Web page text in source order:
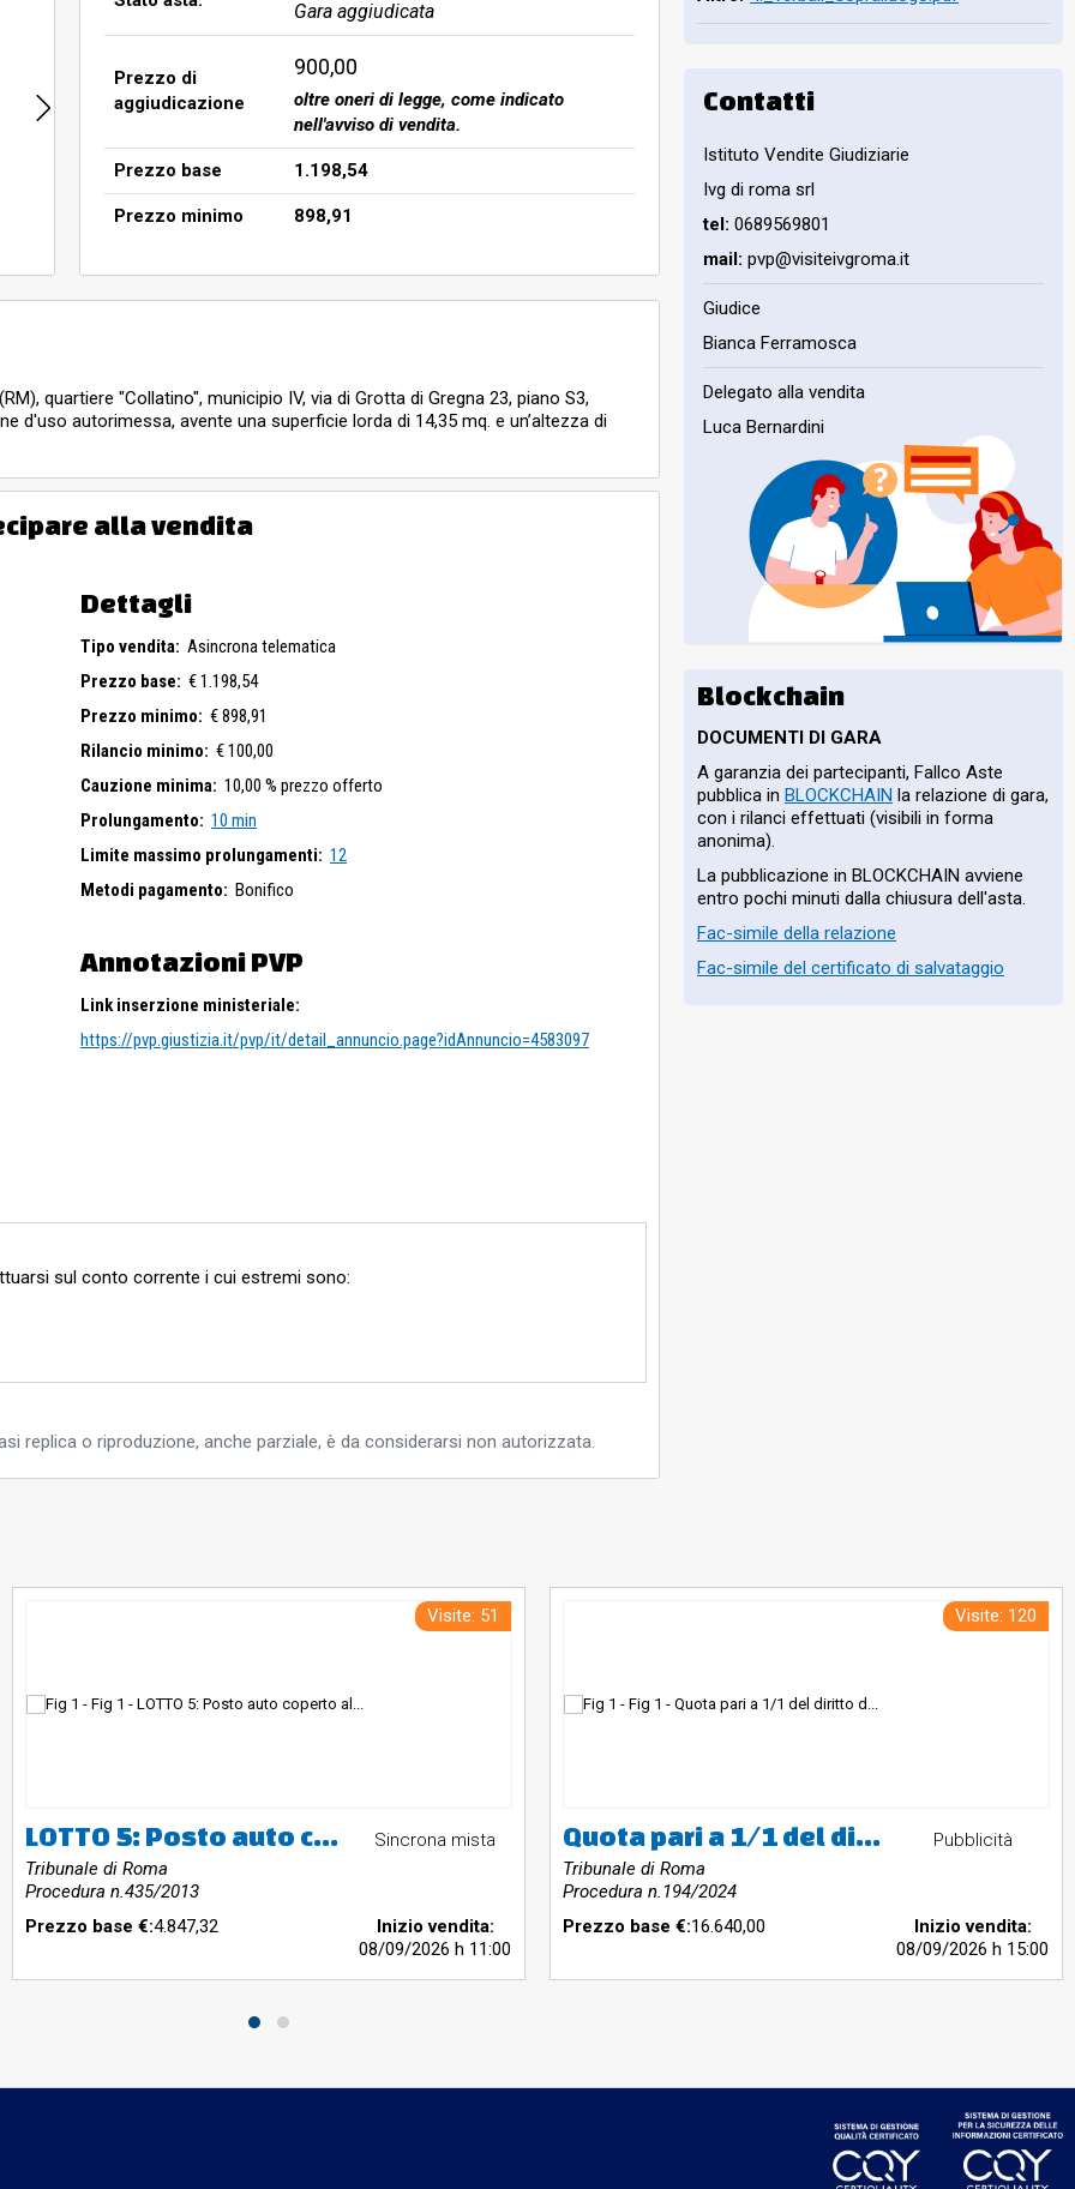
Gara aggiudicata
Prezzo di
aggiudicazione
900,00
oltre oneri di legge, come indicato
nell'avviso di vendita.
Prezzo base 1.198,54
Prezzo minimo 898,91
quartiere "Collatino", municipio IV, via di Grotta di Gregna 23, piano S3,
autorimessa, avente una superficie lorda di 14,35 mq. e un’altezza di
60 sub 63, box auto interno 62 sub 65, salvo altri, censito al catasto
64, zona censuaria 5, categoria C6, classe 7, consistenza 14 mq.,
peritale).
della legge 24 marzo 1989 n. 122 (c.d. legge Tonioli), l’unità immobiliare dovrà
sita nel comune di Roma e a tal fine è richiesto di allegare all’offerta di
all’aggiudicazione su richiesta dell’aggiudicatario.
alla vendita
Dettagli
Tipo vendita: Asincrona telematica
Prezzo base: € 1.198,54
Prezzo minimo: € 898,91
Rilancio minimo: € 100,00
Cauzione minima: 10,00 % prezzo offerto
Prolungamento: 10 min
Limite massimo prolungamenti: 12
Metodi pagamento: Bonifico
Annotazioni PVP
Link inserzione ministeriale:
https://pvp.giustizia.it/pvp/it/detail_annuncio.page?idAnnuncio=4583097
sul conto corrente i cui estremi sono:
replica o riproduzione, anche parziale, è da considerarsi non autorizzata.
Contatti
Istituto Vendite Giudiziarie
Ivg di roma srl
tel: 0689569801
mail: pvp@visiteivgroma.it
Giudice
Bianca Ferramosca
Delegato alla vendita
Luca Bernardini
Blockchain
DOCUMENTI DI GARA
A garanzia dei partecipanti, Fallco Aste
pubblica in BLOCKCHAIN la relazione di gara,
con i rilanci effettuati (visibili in forma
anonima).
La pubblicazione in BLOCKCHAIN avviene
entro pochi minuti dalla chiusura dell'asta.
Fac-simile della relazione
Fac-simile del certificato di salvataggio
Visite: 51
LOTTO 5: Posto auto coperto al Piano S1 sito in via G. Belardinelli n. 20, nella zona Isola Farnese, Roma
Tribunale di Roma
Procedura n.435/2013
Sincrona mista
Prezzo base €:4.847,32
Inizio vendita:
08/09/2026h 11:00
Visite: 120
Quota pari a 1/1 del diritto di proprietà box auto n. 2 di mq. 25 commerciali ubicato al piano S1. sito in Roma – Via Gianluigi Bonelli n. 545.
Tribunale di Roma
Procedura n.194/2024
Pubblicità
Prezzo base €:16.640,00
Inizio vendita:
08/09/2026h 15:00